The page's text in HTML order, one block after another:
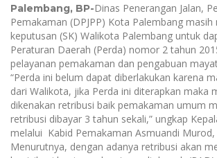
Palembang, BP-Dinas Penerangan Jalan,
Pemakaman (DPJPP) Kota Palembang
keputusan (SK) Walikota Palembang untuk
Peraturan Daerah (Perda) nomor 2 tahun
pelayanan pemakaman dan pengabuan
“Perda ini belum dapat diberlakukan karena
dari Walikota, jika Perda ini diterapkan maka
dikenakan retribusi baik pemakaman umum
retribusi dibayar 3 tahun sekali,” ungkap
melalui Kabid Pemakaman Asmuandi Murod,
Menurutnya, dengan adanya retribusi akan